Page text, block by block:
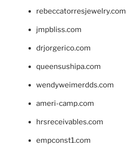
rebeccatorresjewelry.com
jmpbliss.com
drjorgerico.com
queensushipa.com
wendyweimerdds.com
ameri-camp.com
hrsreceivables.com
empconst1.com